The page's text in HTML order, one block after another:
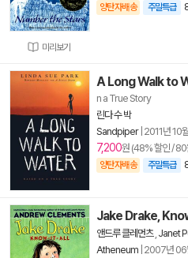
미리보기
양탄자배송 주말특급
A Long Walk to
n a True Story
린다 수 박
Sandpiper| 2011년 10
7,200원 (48% 할인 / 80
양탄자배송 주말특급
Jake Drake,
앤드루 클레먼츠, Janet
Atheneum 2007년 06